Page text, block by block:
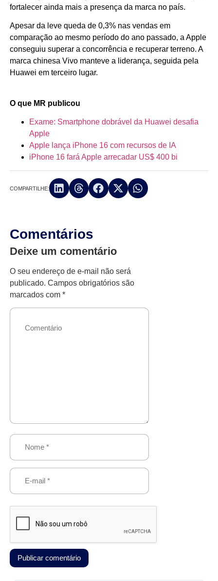
fortalecer ainda mais a presença da marca no país.
Apesar da leve queda de 0,3% nas vendas em
comparação ao mesmo período do ano passado, a Apple
conseguiu superar a concorrência e recuperar terreno. A
marca chinesa Vivo manteve a liderança, seguida pela
Huawei em terceiro lugar.
O que MR publicou
Exame: Smartphone dobrável da Huawei desafia
Apple
Apple lança iPhone 16 com recursos de IA
iPhone 16 fará Apple arrecadar US$ 400 bi
COMPARTILHE:
Comentários
Deixe um comentário
O seu endereço de e-mail não será
publicado. Campos obrigatórios são
marcados com *